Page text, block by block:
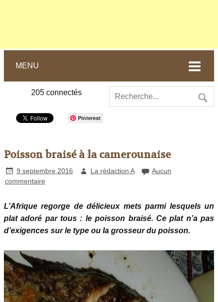
MENU
205 connectés
Pinterest
Poisson braisé à la camerounaise
9 septembre 2016 La rédaction A
Aucun
commentaire
L’Afrique regorge de délicieux mets parmi lesquels un
plat adoré par tous : le poisson braisé. Ce plat n’a pas
d’exigences sur le type ou la grosseur du poisson.